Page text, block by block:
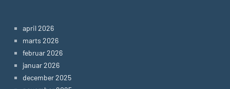
april 2026
marts 2026
februar 2026
januar 2026
december 2025